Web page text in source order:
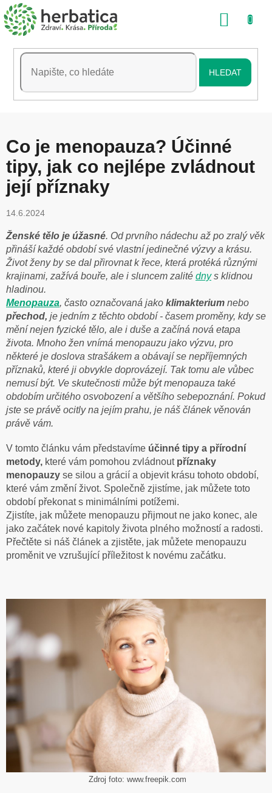
Přejít
na
obsah
HLEDAT
Co je menopauza? Účinné
tipy, jak co nejlépe zvládnout
její příznaky
14.6.2024
Ženské tělo je úžasné. Od prvního nádechu až po zralý věk
přináší každé období své vlastní jedinečné výzvy a krásu.
Život ženy by se dal přirovnat k řece, která protéká různými
krajinami, zažívá bouře, ale i sluncem zalité dnys klidnou
hladinou.
Menopauza, často označovaná jako klimakterium nebo
přechod, je jedním z těchto období - časem proměny, kdy se
mění nejen fyzické tělo, ale i duše a začíná nová etapa
života. Mnoho žen vnímá menopauzu jako výzvu, pro
některé je doslova strašákem a obávají se nepříjemných
příznaků, které ji obvykle doprovázejí. Tak tomu ale vůbec
nemusí být. Ve skutečnosti může být menopauza také
obdobím určitého osvobození a většího sebepoznání. Pokud
jste se právě ocitly na jejím prahu, je náš článek věnován
právě vám.
V tomto článku vám představíme účinné tipy a přírodní
metody, které vám pomohou zvládnout příznaky
menopauzy se silou a grácií a objevit krásu tohoto období,
které vám změní život. Společně zjistíme, jak můžete toto
období překonat s minimálními potížemi.
Zjistíte, jak můžete menopauzu přijmout ne jako konec, ale
jako začátek nové kapitoly života plného možností a radosti.
Přečtěte si náš článek a zjistěte, jak můžete menopauzu
proměnit ve vzrušující příležitost k novému začátku.
Zdroj foto: www.freepik.com